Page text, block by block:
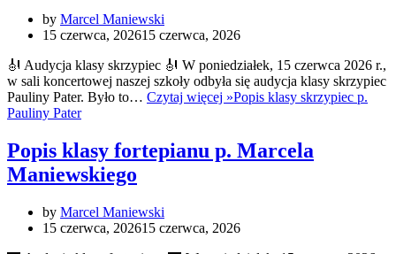
by Marcel Maniewski
15 czerwca, 202615 czerwca, 2026
🎻 Audycja klasy skrzypiec 🎻 W poniedziałek, 15 czerwca 2026 r.,
w sali koncertowej naszej szkoły odbyła się audycja klasy skrzypiec
Pauliny Pater. Było to… Czytaj więcej »Popis klasy skrzypiec p.
Pauliny Pater
Popis klasy fortepianu p. Marcela
Maniewskiego
by Marcel Maniewski
15 czerwca, 202615 czerwca, 2026